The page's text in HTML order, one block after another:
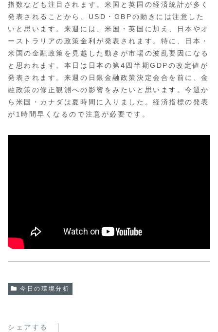
指数なども注目されます。米国と英国の経済統計が多く
発表されることから、USD・GBPの動きには注意した
いと思います。来週には、米国・英国に加え、日本やオ
ーストラリアの政策金利が発表されます。特に、日本・
米国の金融政策を見越した動きが市場の波乱要因になる
と思われます。本日は日本の第4四半期GDPの改定値が
発表されます。来週の日銀金融政策決定会合を前に、金
融政策の修正観測への影響をみたいと思います。今週か
ら米国・カナダは夏時間に入りました。経済指標の発表
が1時間早くなるので注意が必要です。
今日の環境分析
シェアする